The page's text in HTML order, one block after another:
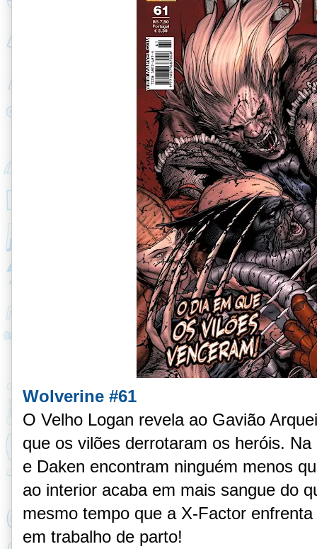
Wolverine #61
O Velho Logan revela ao Gavião
que os vilões derrotaram os heróis.
e Daken encontram ninguém menos
ao interior acaba em mais sangue do
mesmo tempo que a X-Factor
em trabalho de parto!